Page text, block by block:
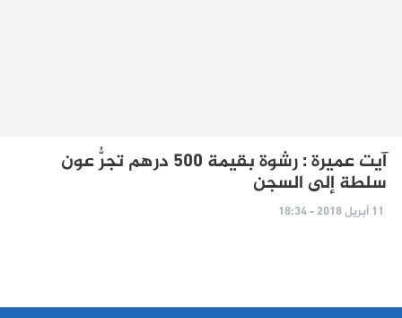
آيت عميرة : رشوة بقيمة 500 درهم تجرُّ عون
سلطة إلى السجن
11 أبريل 2018 - 18:34